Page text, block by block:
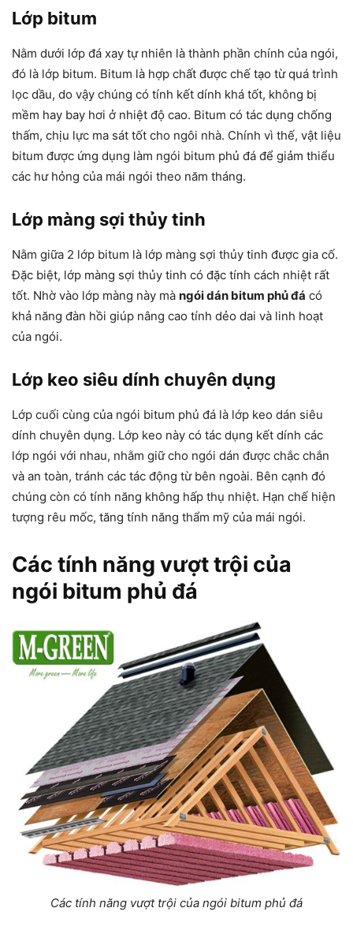
Lớp bitum
Nằm dưới lớp đá xay tự nhiên là thành phần chính của ngói,
đó là lớp bitum. Bitum là hợp chất được chế tạo từ quá trình
lọc dầu, do vậy chúng có tính kết dính khá tốt, không bị
mềm hay bay hơi ở nhiệt độ cao. Bitum có tác dụng chống
thấm, chịu lực ma sát tốt cho ngôi nhà. Chính vì thế, vật liệu
bitum được ứng dụng làm ngói bitum phủ đá để giảm thiểu
các hư hỏng của mái ngói theo năm tháng.
Lớp màng sợi thủy tinh
Nằm giữa 2 lớp bitum là lớp màng sợi thủy tinh được gia cố.
Đặc biệt, lớp màng sợi thủy tinh có đặc tính cách nhiệt rất
tốt. Nhờ vào lớp màng này mà ngói dán bitum phủ đá có
khả năng đàn hồi giúp nâng cao tính dẻo dai và linh hoạt
của ngói.
Lớp keo siêu dính chuyên dụng
Lớp cuối cùng của ngói bitum phủ đá là lớp keo dán siêu
dính chuyên dụng. Lớp keo này có tác dụng kết dính các
lớp ngói với nhau, nhằm giữ cho ngói dán được chắc chắn
và an toàn, tránh các tác động từ bên ngoài. Bên cạnh đó
chúng còn có tính năng không hấp thụ nhiệt. Hạn chế hiện
tượng rêu mốc, tăng tính năng thẩm mỹ của mái ngói.
Các tính năng vượt trội của
ngói bitum phủ đá
Các tính năng vượt trội của ngói bitum phủ đá